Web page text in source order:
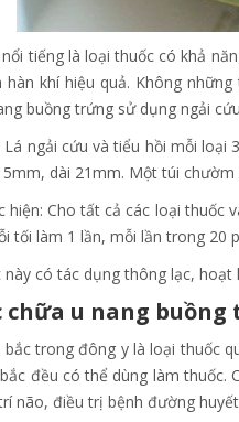
tiếng là loại thuốc có khả
hàn khí hiệu quả. Không
buồng trứng sử dụng ngải
Lá ngải cứu và tiểu hồi mỗi loại
dài 21mm. Một túi chườm
hiện: Cho tất cả các loại
tối làm 1 lần, mỗi lần trong 20
này có tác dụng thông lạc,
chữa u nang
trong đông y là loại thuốc
đều có thể dùng làm thuốc.
não, điều trị bệnh đường